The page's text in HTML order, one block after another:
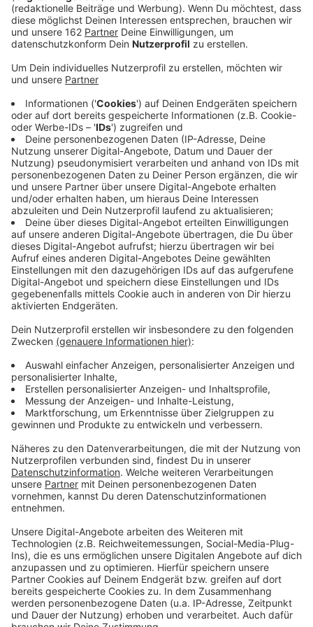
Anzeige
Auf der A42 zwischen Moers-Nord und Duisburg-
Beeckerwerth gab es am Morgen einen schweren
Unfall. Dabei ist eine Autofahrerin so schwer verletzt
worden, dass auch ein Rettungshubschrauber zum
Einsatz kam. Für die Landung war die Autobahn
kurzzeitig gesperrt, mittlerweile wird der Verkehr aber
auf einer Spur an der Unfallstelle vorbeigeführt. Die
Autobahnpolizei rät, den Bereich weiter großräumig zu
umfahren.
Anzeige
Verletzte musste aus ihrem Auto befreit
Anzeige
Der genaue Unfallhergang muss noch geklärt. Nach
ersten Erkenntnissen war die Autofahrerin frontal auf
den LKW aufgefahren. Dabei war sie in ihrem Auto
befreit werden.
Anzeige
Anzeige